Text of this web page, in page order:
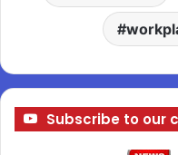
Subscribe to our